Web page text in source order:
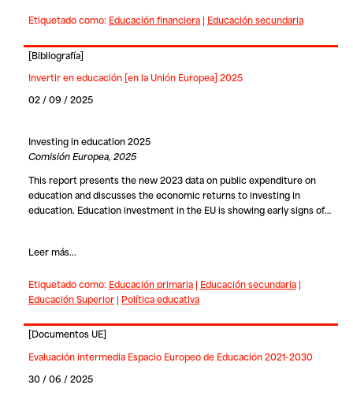
Etiquetado como: Educación financiera| Educación secundaria
[Bibliografía]
Invertir en educación [en la Unión Europea] 2025
02 / 09 / 2025
Investing in education 2025
Comisión Europea, 2025
This report presents the new 2023 data on public expenditure on
education and discusses the economic returns to investing in
education. Education investment in the EU is showing early signs of…
Leer más...
Etiquetado como: Educación primaria| Educación secundaria|
Educación Superior| Política educativa
[Documentos UE]
Evaluación intermedia Espacio Europeo de Educación 2021-2030
30 / 06 / 2025